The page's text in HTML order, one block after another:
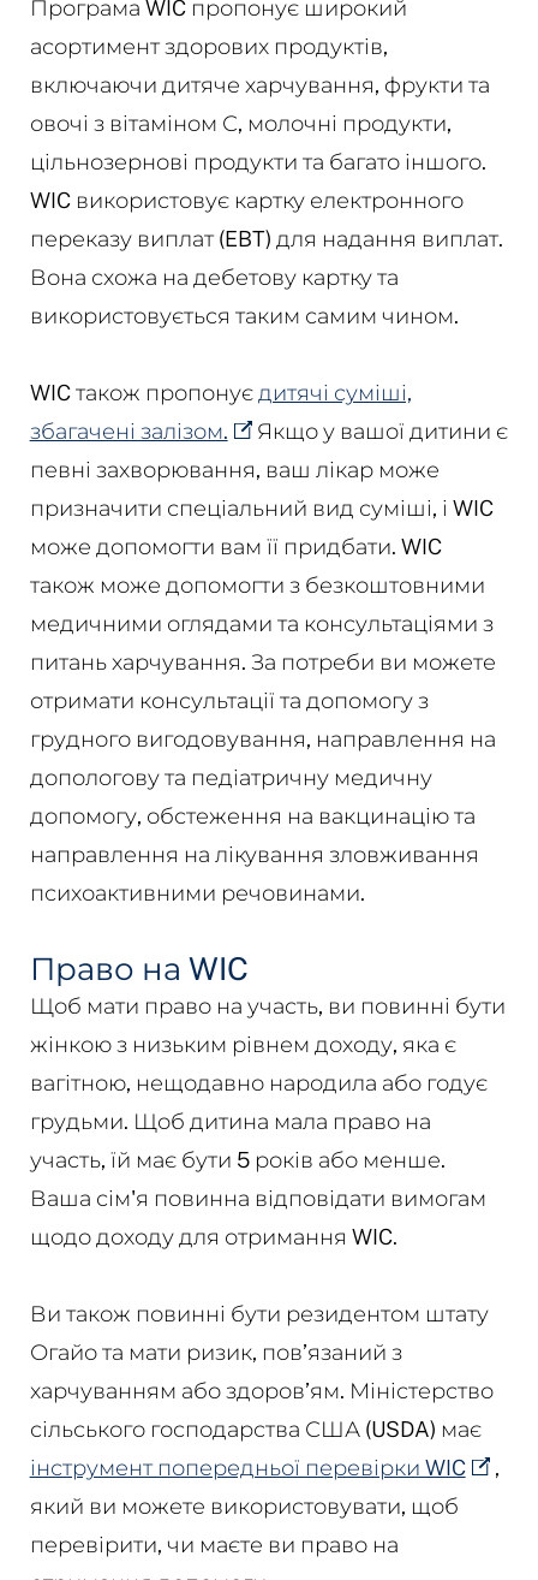
Програма WIC пропонує широкий
асортимент здорових продуктів,
включаючи дитяче харчування, фрукти та
овочі з вітаміном С, молочні продукти,
цільнозернові продукти та багато іншого.
WIC використовує картку електронного
переказу виплат (EBT) для надання виплат.
Вона схожа на дебетову картку та
використовується таким самим чином.
WIC також пропонує дитячі суміші,
збагачені залізом.
Якщо у вашої дитини є
певні захворювання, ваш лікар може
призначити спеціальний вид суміші, і WIC
може допомогти вам її придбати. WIC
також може допомогти з безкоштовними
медичними оглядами та консультаціями з
питань харчування. За потреби ви можете
отримати консультації та допомогу з
грудного вигодовування, направлення на
допологову та педіатричну медичну
допомогу, обстеження на вакцинацію та
направлення на лікування зловживання
психоактивними речовинами.
Право на WIC
Щоб мати право на участь, ви повинні бути
жінкою з низьким рівнем доходу, яка є
вагітною, нещодавно народила або годує
грудьми. Щоб дитина мала право на
участь, їй має бути 5 років або менше.
Ваша сім'я повинна відповідати вимогам
щодо доходу для отримання WIC.
Ви також повинні бути резидентом штату
Огайо та мати ризик, пов’язаний з
харчуванням або здоров’ям. Міністерство
сільського господарства США (USDA) має
інструмент попередньої перевірки WIC
,
який ви можете використовувати, щоб
перевірити, чи маєте ви право на